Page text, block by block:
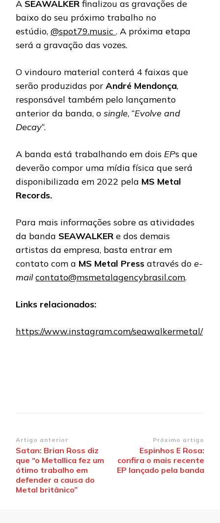
A SEAWALKER finalizou as gravações de
baixo do seu próximo trabalho no
estúdio, @spot79.music . A próxima etapa
será a gravação das vozes.
O vindouro material conterá 4 faixas que
serão produzidas por André Mendonça,
responsável também pelo lançamento
anterior da banda, o single, “Evolve and
Decay“.
A banda está trabalhando em dois EPs que
deverão compor uma mídia física que será
disponibilizada em 2022 pela MS Metal
Records.
Para mais informações sobre as atividades
da banda SEAWALKER e dos demais
artistas da empresa, basta entrar em
contato com a MS Metal Press através do e-
mail contato@msmetalagencybrasil.com.
Links relacionados:
https://www.instagram.com/seawalkermetal/
Navegação
de
post
Artigo anterior
Satan: Brian Ross diz
que “o Metallica fez um
ótimo trabalho em
defender a causa do
Metal britânico”
Próximo artigo
Espinhos E Rosa:
confira o mais recente
EP lançado pela banda